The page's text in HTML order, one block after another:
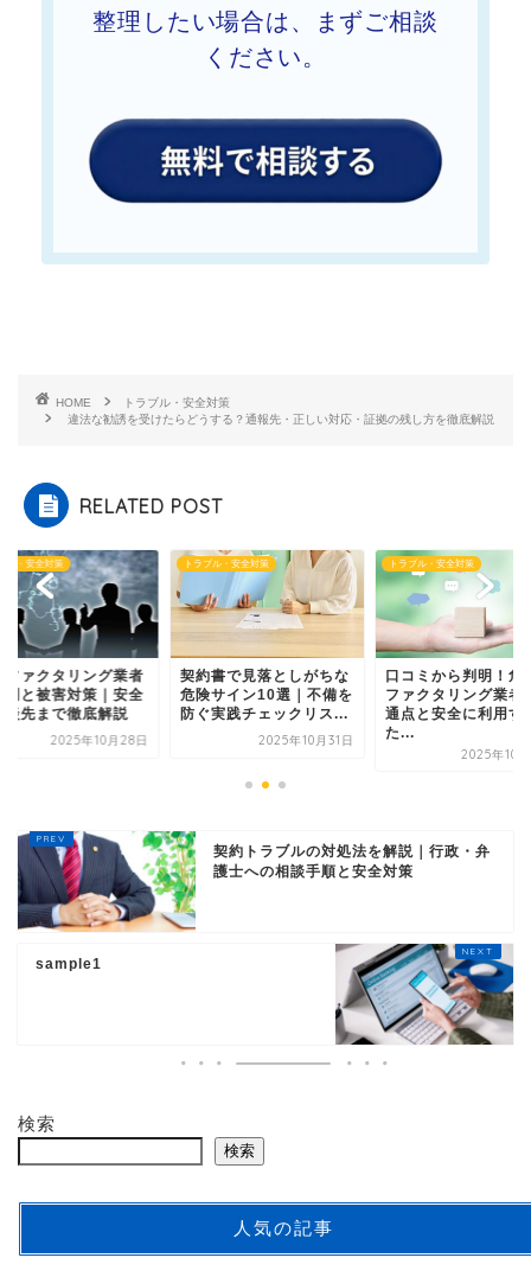
整理したい場合は、まずご相談
ください。
HOME
トラブル・安全対策
違法な勧誘を受けたらどうする？通報先・正しい対応・証拠の残し方を徹底解説
RELATED POST
ル・安全対策
書で見落としがちな
サイン10選｜不備を
実践チェックリス...
2025年10月31日
トラブル・安全対策
口コミから判明！危険な
ファクタリング業者の共
通点と安全に利用する
トラブル・安全対策
悪徳ファクタリング
の実例と被害対策｜
な相談先まで徹底解
契約トラブルの対処法を解説｜行政・弁
護士への相談手順と安全対策
sample1
検索
検索
人気の記事